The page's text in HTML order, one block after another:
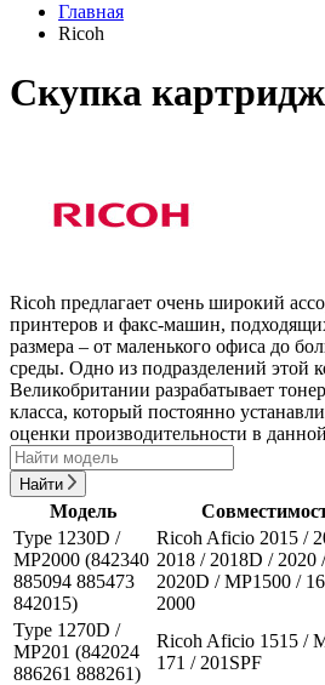
Главная
Ricoh
Скупка
Ricoh предлагает очень широкий
принтеров и факс-машин,
размера – от маленького офиса до
среды. Одно из подразделений этой
Великобритании разрабатывает
класса, который постоянно
оценки производительности в
Найти
Модель
Type 1230D /
MP2000 (842340
885094 885473
842015)
Ricoh Aficio 2015 /
2018 / 2018D / 2020 /
2020D / MP1500 /
2000
Type 1270D /
MP201 (842024
886261 888261)
Ricoh Aficio 1515 /
171 / 201SPF